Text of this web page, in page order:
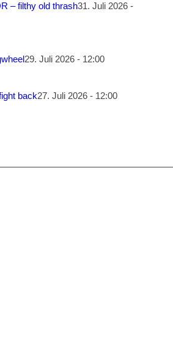
– filthy old thrash31. Juli 2026 -
29. Juli 2026 - 12:00
back27. Juli 2026 - 12:00